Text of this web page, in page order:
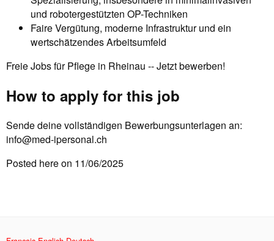
und robotergestützten OP-Techniken
Faire Vergütung, moderne Infrastruktur und ein
wertschätzendes Arbeitsumfeld
Freie Jobs für Pflege in Rheinau -- Jetzt bewerben!
How to apply for this job
Sende deine vollständigen Bewerbungsunterlagen an:
info@med-ipersonal.ch
Posted here on 11/06/2025